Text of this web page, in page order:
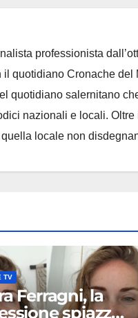
professionista
quotidiano Cronache
quotidiano salernitano
nazionali e locali.
locale non
TV
Ferragni, la
spiazza